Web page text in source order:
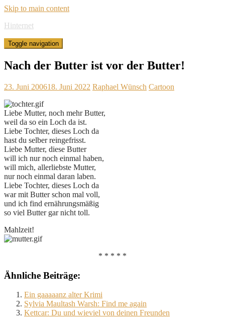
Skip to main content
Hinternet
Toggle navigation
Nach der Butter ist vor der Butter!
23. Juni 200618. Juni 2022 Raphael Wünsch Cartoon
Liebe Mutter, noch mehr Butter,
weil da so ein Loch da ist.
Liebe Tochter, dieses Loch da
hast du selber reingefrisst.
Liebe Mutter, diese Butter
will ich nur noch einmal haben,
will mich, allerliebste Mutter,
nur noch einmal daran laben.
Liebe Tochter, dieses Loch da
war mit Butter schon mal voll,
und ich find ernährungsmäßig
so viel Butter gar nicht toll.
Mahlzeit!
* * * * *
Ähnliche Beiträge:
Ein gaaaaanz alter Krimi
Sylvia Maultash Warsh: Find me again
Kettcar: Du und wieviel von deinen Freunden